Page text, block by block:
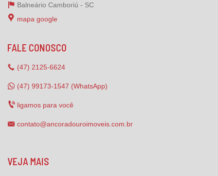
Balneário Camboriú - SC
mapa google
FALE CONOSCO
(47) 2125-6624
(47) 99173-1547 (WhatsApp)
ligamos para você
contato@ancoradouroimoveis.com.br
VEJA MAIS